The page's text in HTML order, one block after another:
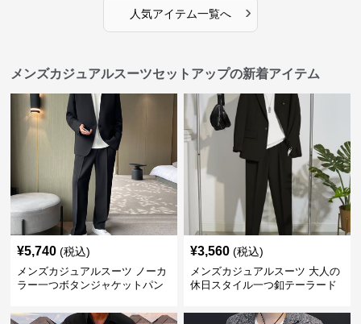
人気アイテム一覧へ ›
メンズカジュアルスーツセットアップの新着アイテム
¥5,740 (税込)
メンズカジュアルスーツ ノーカ
ラー一つボタンジャケットパン
¥3,560 (税込)
メンズカジュアルスーツ 大人の
休日スタイル一つ釦テーラード